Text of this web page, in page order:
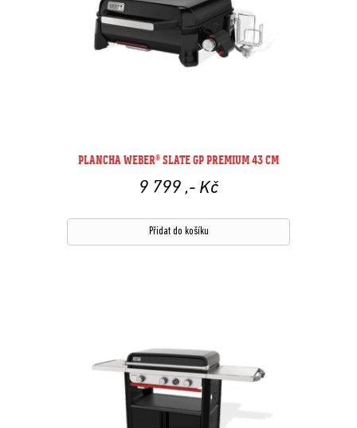
PLANCHA WEBER® SLATE GP PREMIUM 43 CM
9 799 ,- Kč
Přidat do košíku